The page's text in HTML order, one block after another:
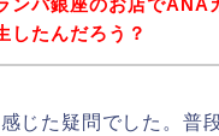
ンパ銀座のお店でANA
したんだろう？
じた疑問でした。普